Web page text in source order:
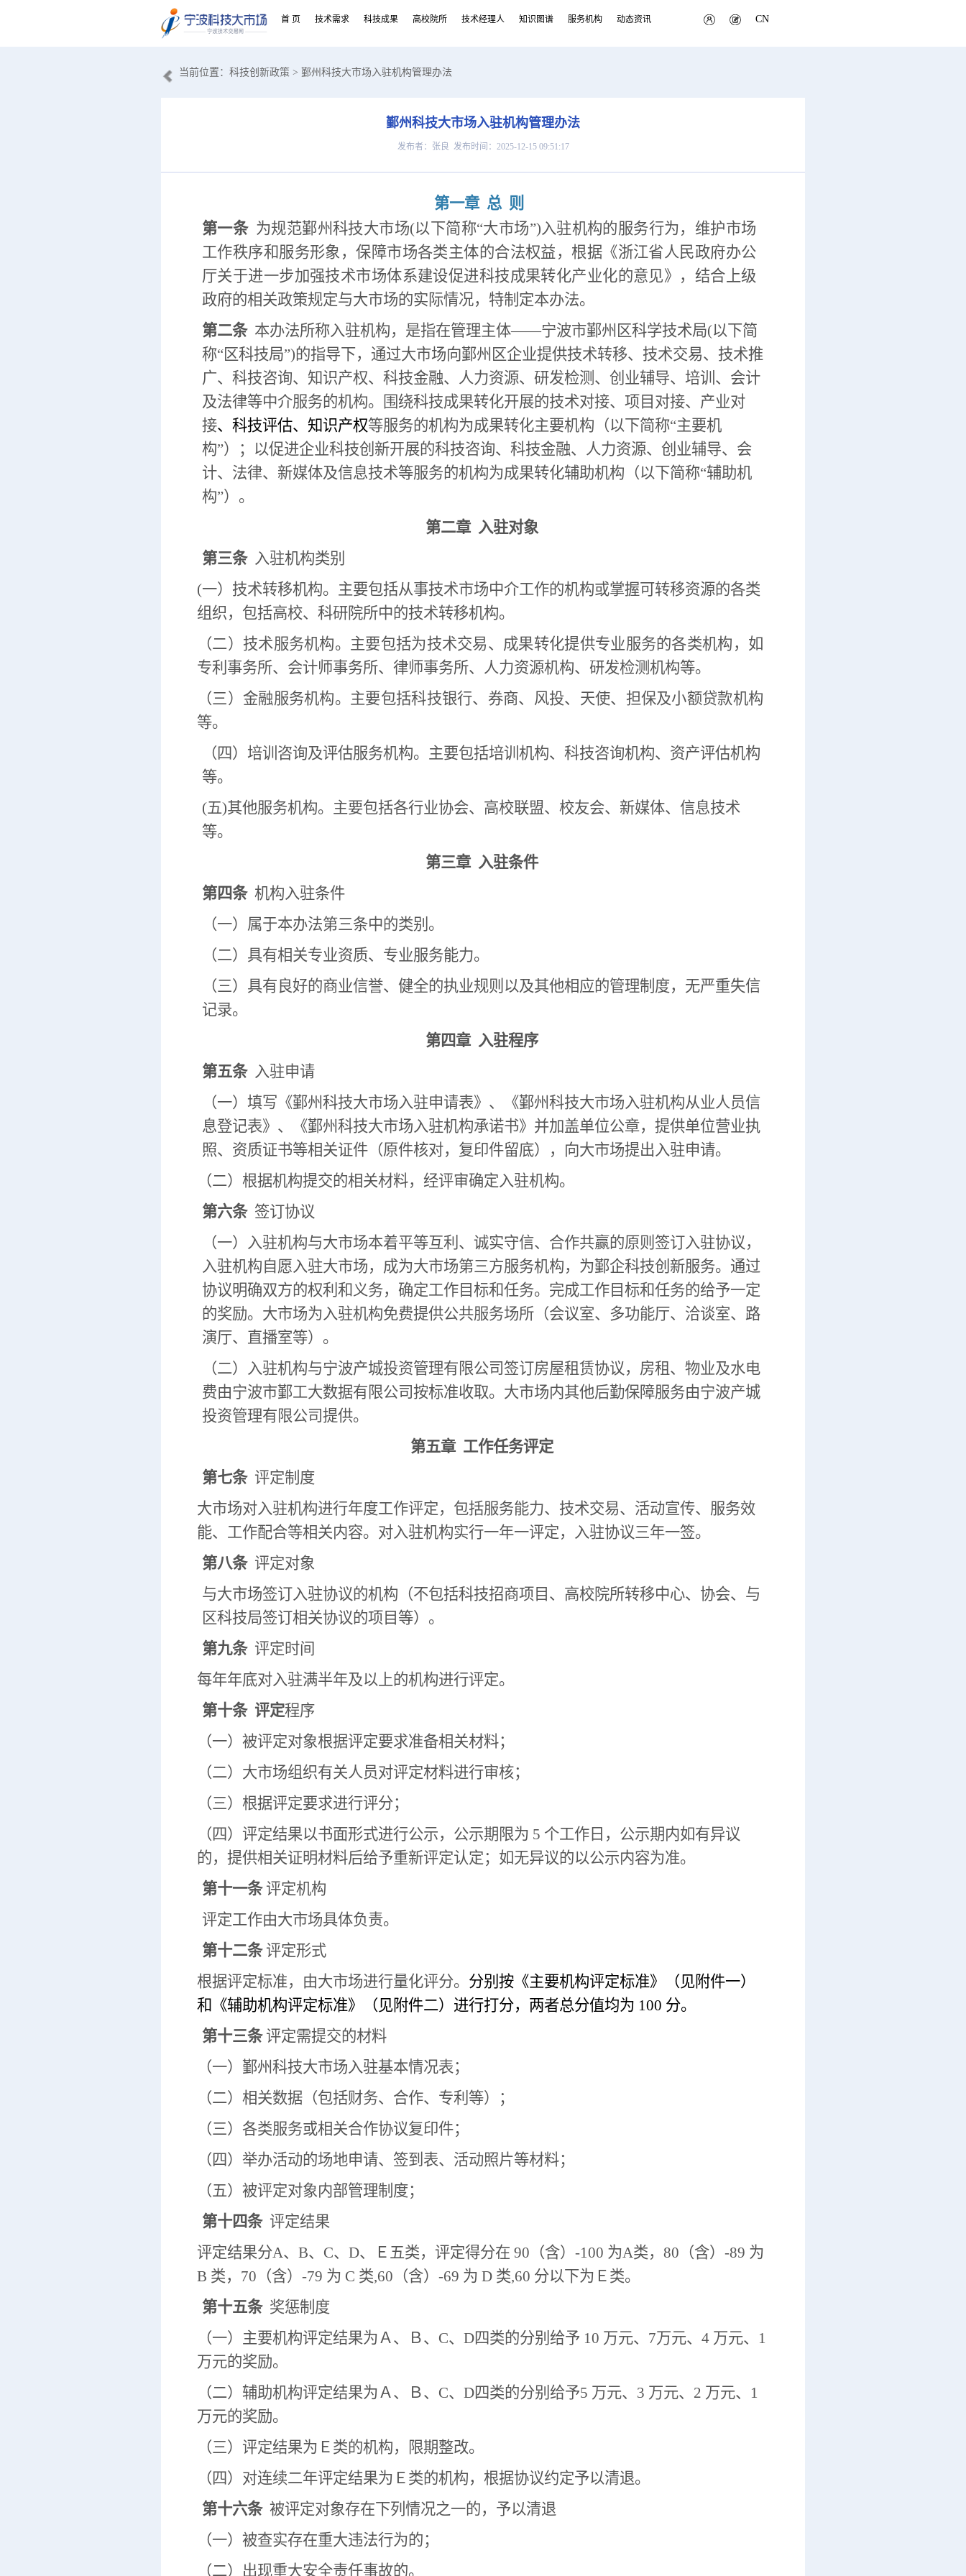
首 页 技术需求 科技成果 高校院所 技术经理人 知识图谱 服务机构 动态资讯 CN
当前位置： 科技创新政策 > 鄞州科技大市场入驻机构管理办法
鄞州科技大市场入驻机构管理办法
发布者：张良 发布时间：2025-12-15 09:51:17
第一章 总 则
第一条 为规范鄞州科技大市场(以下简称“大市场”)入驻机构的服务行为，维护市场
工作秩序和服务形象，保障市场各类主体的合法权益，根据《浙江省人民政府办公
厅关于进一步加强技术市场体系建设促进科技成果转化产业化的意见》，结合上级
政府的相关政策规定与大市场的实际情况，特制定本办法。
第二条 本办法所称入驻机构，是指在管理主体——宁波市鄞州区科学技术局(以下简
称“区科技局”)的指导下，通过大市场向鄞州区企业提供技术转移、技术交易、技术推
广、科技咨询、知识产权、科技金融、人力资源、研发检测、创业辅导、培训、会计
及法律等中介服务的机构。围绕科技成果转化开展的技术对接、项目对接、产业对
接、科技评估、 知识产权等服务的机构为成果转化主要机构（以下简称“主要机
构”）；以促进企业科技创新开展的科技咨询、科技金融、人力资源、创业辅导、会
计、法律、新媒体及信息技术等服务的机构为成果转化辅助机构（以下简称“辅助机
构”）。
第二章 入驻对象
第三条 入驻机构类别
(一）技术转移机构。主要包括从事技术市场中介工作的机构或掌握可转移资源的各类
组织，包括高校、科研院所中的技术转移机构。
（二）技术服务机构。主要包括为技术交易、成果转化提供专业服务的各类机构，如
专利事务所、会计师事务所、律师事务所、人力资源机构、研发检测机构等。
（三）金融服务机构。主要包括科技银行、券商、风投、天使、担保及小额贷款机构
等。
（四）培训咨询及评估服务机构。主要包括培训机构、科技咨询机构、资产评估机构
等。
(五)其他服务机构。主要包括各行业协会、高校联盟、校友会、新媒体、信息技术
等。
第三章 入驻条件
第四条机构入驻条件
（一）属于本办法第三条中的类别。
（二）具有相关专业资质、专业服务能力。
（三）具有良好的商业信誉、健全的执业规则以及其他相应的管理制度，无严重失信
记录。
第四章 入驻程序
第五条 入驻申请
（一）填写《鄞州科技大市场入驻申请表》、《鄞州科技大市场入驻机构从业人员信
息登记表》、《鄞州科技大市场入驻机构承诺书》并加盖单位公章，提供单位营业执
照、资质证书等相关证件（原件核对，复印件留底），向大市场提出入驻申请。
（二）根据机构提交的相关材料，经评审确定入驻机构。
第六条 签订协议
（一）入驻机构与大市场本着平等互利、诚实守信、合作共赢的原则签订入驻协议，
入驻机构自愿入驻大市场，成为大市场第三方服务机构，为鄞企科技创新服务。通过
协议明确双方的权利和义务，确定工作目标和任务。完成工作目标和任务的给予一定
的奖励。大市场为入驻机构免费提供公共服务场所（会议室、多功能厅、洽谈室、路
演厅、直播室等）。
（二）入驻机构与宁波产城投资管理有限公司签订房屋租赁协议，房租、物业及水电
费由宁波市鄞工大数据有限公司按标准收取。大市场内其他后勤保障服务由宁波产城
投资管理有限公司提供。
第五章 工作任务评定
第七条 评定制度
大市场对入驻机构进行年度工作评定，包括服务能力、技术交易、活动宣传、服务效
能、工作配合等相关内容。对入驻机构实行一年一评定，入驻协议三年一签。
第八条 评定对象
与大市场签订入驻协议的机构（不包括科技招商项目、高校院所转移中心、协会、与
区科技局签订相关协议的项目等）。
第九条 评定时间
每年年底对入驻满半年及以上的机构进行评定。
第十条 评定程序
（一）被评定对象根据评定要求准备相关材料；
（二）大市场组织有关人员对评定材料进行审核；
（三）根据评定要求进行评分；
（四）评定结果以书面形式进行公示，公示期限为 5 个工作日，公示期内如有异议
的，提供相关证明材料后给予重新评定认定；如无异议的以公示内容为准。
第十一条 评定机构
评定工作由大市场具体负责。
第十二条 评定形式
根据评定标准，由大市场进行量化评分。 分别按《主要机构评定标准》（见附件一）
和《辅助机构评定标准》（见附件二）进行打分，两者总分值均为 100 分。
第十三条 评定需提交的材料
（一）鄞州科技大市场入驻基本情况表；
（二）相关数据（包括财务、合作、专利等）；
（三）各类服务或相关合作协议复印件；
（四）举办活动的场地申请、签到表、活动照片等材料；
（五）被评定对象内部管理制度；
第十四条 评定结果
评定结果分A、B、C、D、Ｅ五类，评定得分在 90（含）-100 为A类，80（含）-89 为
B 类，70（含）-79 为 C 类,60（含）-69 为 D 类,60 分以下为Ｅ类。
第十五条 奖惩制度
（一）主要机构评定结果为Ａ、Ｂ、C、D四类的分别给予 10 万元、7万元、4 万元、1
万元的奖励。
（二）辅助机构评定结果为Ａ、Ｂ、C、D四类的分别给予5 万元、3 万元、2 万元、1
万元的奖励。
（三）评定结果为Ｅ类的机构，限期整改。
（四）对连续二年评定结果为Ｅ类的机构，根据协议约定予以清退。
第十六条 被评定对象存在下列情况之一的，予以清退
（一）被查实存在重大违法行为的；
（二）出现重大安全责任事故的。